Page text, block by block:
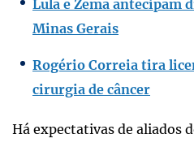
Lula e Zema antecipam
Minas Gerais
Rogério Correia tira
cirurgia de câncer
Há expectativas de aliados